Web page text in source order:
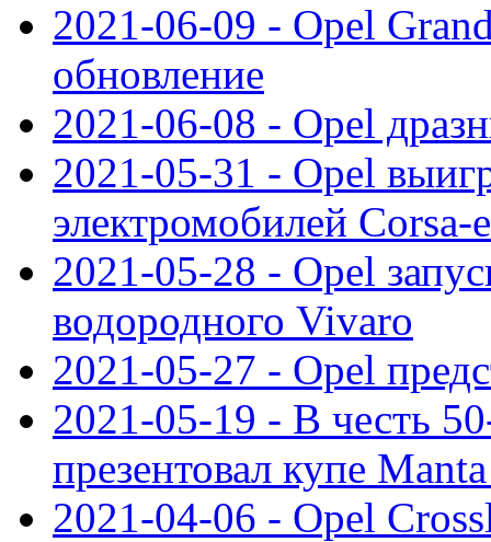
2021-06-09 - Opel
обновление
2021-06-08 - Opel
2021-05-31 - Opel
электромобилей Corsa-e
2021-05-28 - Opel
водородного Vivaro
2021-05-27 - Opel
2021-05-19 - В честь
презентовал купе
2021-04-06 - Opel